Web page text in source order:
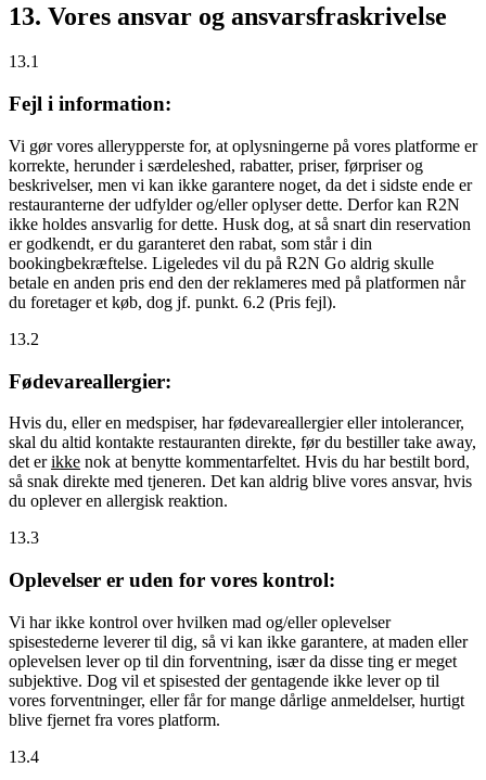
13. Vores ansvar og ansvarsfraskrivelse
13.1
Fejl i information:
Vi gør vores allerypperste for, at oplysningerne på vores platforme er
korrekte, herunder i særdeleshed, rabatter, priser, førpriser og
beskrivelser, men vi kan ikke garantere noget, da det i sidste ende er
restauranterne der udfylder og/eller oplyser dette. Derfor kan R2N
ikke holdes ansvarlig for dette. Husk dog, at så snart din reservation
er godkendt, er du garanteret den rabat, som står i din
bookingbekræftelse. Ligeledes vil du på R2N Go aldrig skulle
betale en anden pris end den der reklameres med på platformen når
du foretager et køb, dog jf. punkt. 6.2 (Pris fejl).
13.2
Fødevareallergier:
Hvis du, eller en medspiser, har fødevareallergier eller intolerancer,
skal du altid kontakte restauranten direkte, før du bestiller take away,
det erikke nok at benytte kommentarfeltet. Hvis du har bestilt bord,
så snak direkte med tjeneren. Det kan aldrig blive vores ansvar, hvis
du oplever en allergisk reaktion.
13.3
Oplevelser er uden for vores kontrol:
Vi har ikke kontrol over hvilken mad og/eller oplevelser
spisestederne leverer til dig, så vi kan ikke garantere, at maden eller
oplevelsen lever op til din forventning, især da disse ting er meget
subjektive. Dog vil et spisested der gentagende ikke lever op til
vores forventninger, eller får for mange dårlige anmeldelser, hurtigt
blive fjernet fra vores platform.
13.4